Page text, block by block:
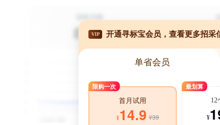
VIP 开通寻标宝会员，查看更多招采
单省会员
限购一次
首月试用
¥14.9 ¥39
最划算
12
¥